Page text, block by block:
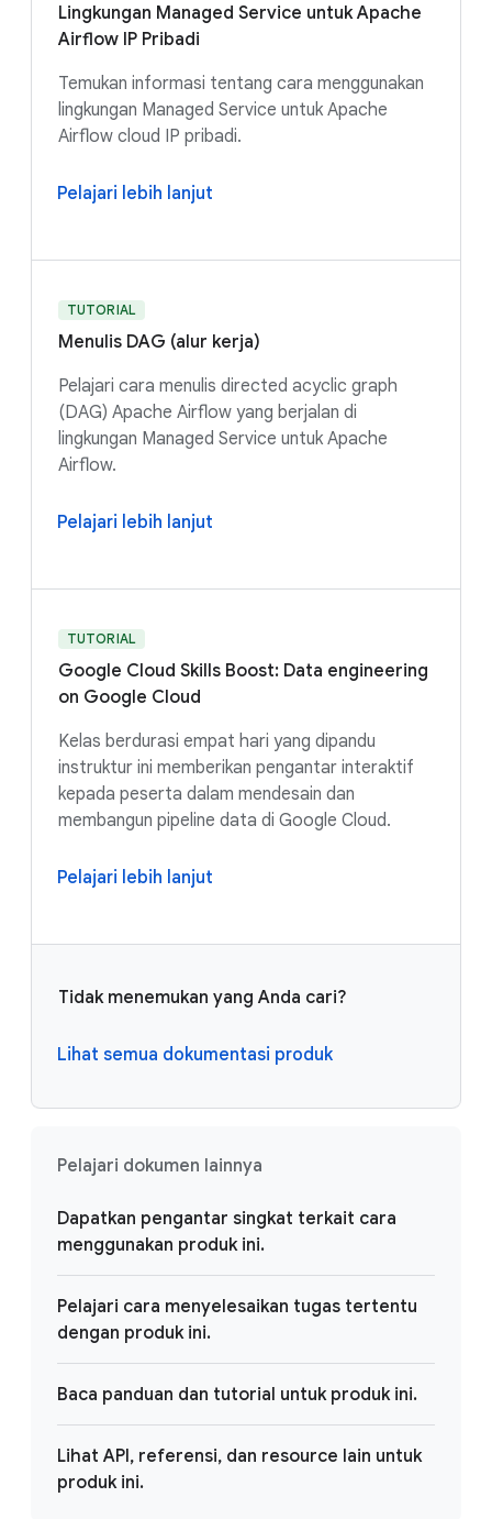
Lingkungan Managed Service untuk Apache
Airflow IP Pribadi
Temukan informasi tentang cara menggunakan
lingkungan Managed Service untuk Apache
Airflow cloud IP pribadi.
Pelajari lebih lanjut
TUTORIAL
Menulis DAG (alur kerja)
Pelajari cara menulis directed acyclic graph
(DAG) Apache Airflow yang berjalan di
lingkungan Managed Service untuk Apache
Airflow.
Pelajari lebih lanjut
TUTORIAL
Google Cloud Skills Boost: Data engineering
on Google Cloud
Kelas berdurasi empat hari yang dipandu
instruktur ini memberikan pengantar interaktif
kepada peserta dalam mendesain dan
membangun pipeline data di Google Cloud.
Pelajari lebih lanjut
Tidak menemukan yang Anda cari?
Lihat semua dokumentasi produk
Pelajari dokumen lainnya
Dapatkan pengantar singkat terkait cara
menggunakan produk ini.
Pelajari cara menyelesaikan tugas tertentu
dengan produk ini.
Baca panduan dan tutorial untuk produk ini.
Lihat API, referensi, dan resource lain untuk
produk ini.